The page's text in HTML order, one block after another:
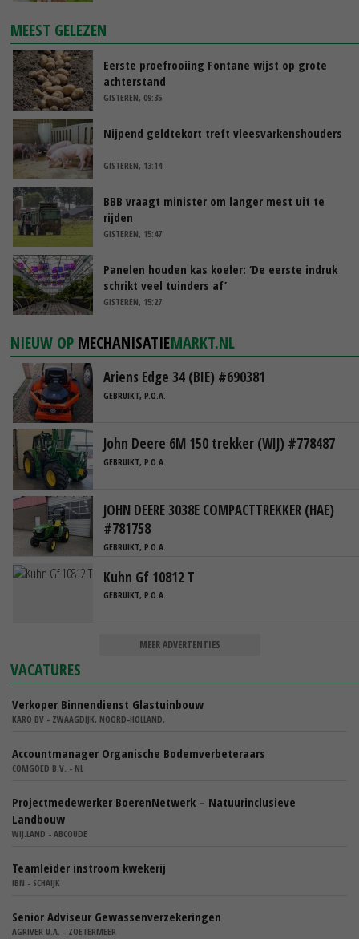
MEEST GELEZEN
Eerste proefrooiing Fontane wijst op grote
achterstand
GISTEREN, 09:35
Nijpend geldtekort treft vleesvarkenshouders
GISTEREN, 13:14
BBB vraagt minister om langer mest uit te
rijden
GISTEREN, 15:47
Panelen houden kas koeler: ‘De eerste indruk
schrikt veel tuinders af’
GISTEREN, 15:27
NIEUW OP MECHANISATIEMARKT.NL
Ariens Edge 34 (BIE) #690381
GEBRUIKT, P.O.A.
John Deere 6M 150 trekker (WIJ) #778487
GEBRUIKT, P.O.A.
JOHN DEERE 3038E COMPACTTREKKER (HAE)
#781758
GEBRUIKT, P.O.A.
Kuhn Gf 10812 T
GEBRUIKT, P.O.A.
MEER ADVERTENTIES
VACATURES
Verkoper Binnendienst Glastuinbouw
KARO BV - ZWAAGDIJK, NOORD-HOLLAND,
Accountmanager Organische Bodemverbeteraars
COMGOED B.V. - NL
Projectmedewerker BoerenNetwerk – Natuurinclusieve
Landbouw
WIJ.LAND - ABCOUDE
Teamleider instroom kwekerij
IBN - SCHAIJK
Senior Adviseur Gewassenverzekeringen
AGRIVER U.A. - ZOETERMEER